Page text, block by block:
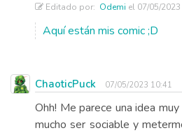
Editado por: Odemi el 07/05/
Aquí están mis comic ;D
ChaoticPuck 07/05/2023 10:41
Ohh! Me parece una idea
mucho ser sociable y